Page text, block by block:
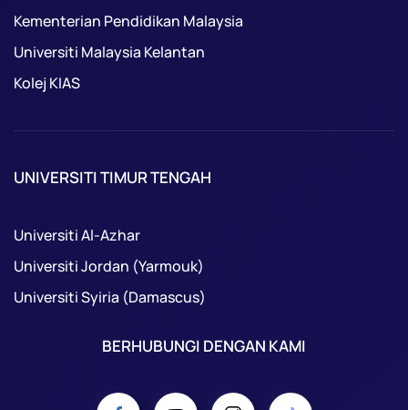
Kementerian Pendidikan Malaysia
Universiti Malaysia Kelantan
Kolej KIAS
UNIVERSITI TIMUR TENGAH
Universiti Al-Azhar
Universiti Jordan (Yarmouk)
Universiti Syiria (Damascus)
BERHUBUNGI DENGAN KAMI